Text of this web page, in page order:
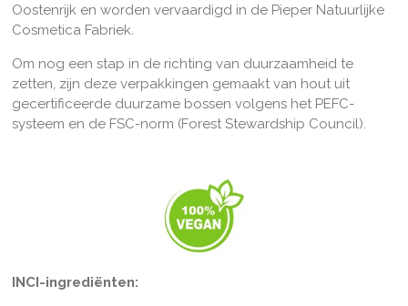
Oostenrijk en worden vervaardigd in de Pieper Natuurlijke
Cosmetica Fabriek.
Om nog een stap in de richting van duurzaamheid te
zetten, zijn deze verpakkingen gemaakt van hout uit
gecertificeerde duurzame bossen volgens het PEFC-
systeem en de FSC-norm (Forest Stewardship Council).
INCI-ingrediënten: